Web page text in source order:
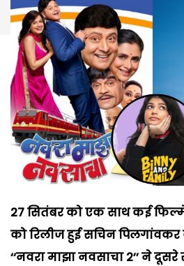
27 सितंबर को एक साथ कई
को रिलीज हुई सचिन पिलगांवकर
‘‘नवरा माझा नवसाचा 2’’ ने